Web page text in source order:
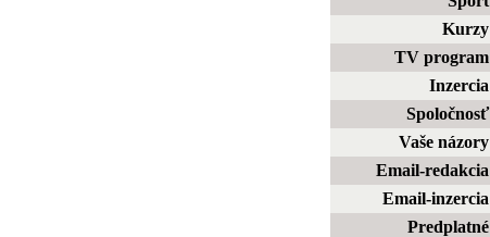
Kurzy
TV program
Inzercia
Spoločnosť
Vaše názory
Email-redakcia
Email-inzercia
Predplatné